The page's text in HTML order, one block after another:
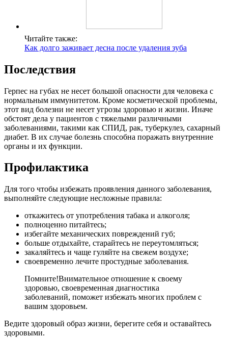
Читайте также:
Как долго заживает десна после удаления зуба
Последствия
Герпес на губах не несет большой опасности для человека с
нормальным иммунитетом. Кроме косметической проблемы,
этот вид болезни не несет угрозы здоровью и жизни. Иначе
обстоят дела у пациентов с тяжелыми различными
заболеваниями, такими как СПИД, рак, туберкулез, сахарный
диабет. В их случае болезнь способна поражать внутренние
органы и их функции.
Профилактика
Для того чтобы избежать проявления данного заболевания,
выполняйте следующие несложные правила:
откажитесь от употребления табака и алкоголя;
полноценно питайтесь;
избегайте механических повреждений губ;
больше отдыхайте, старайтесь не переутомляться;
закаляйтесь и чаще гуляйте на свежем воздухе;
своевременно лечите простудные заболевания.
Помните!Внимательное отношение к своему
здоровью, своевременная диагностика
заболеваний, поможет избежать многих проблем с
вашим здоровьем.
Ведите здоровый образ жизни, берегите себя и оставайтесь
здоровыми.